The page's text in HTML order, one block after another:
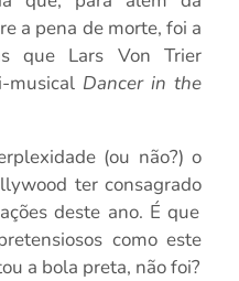
a pena de morte, foi a
que Lars Von Trier
musical Dancer in the
(ou não?) o
ter consagrado
deste ano. É que
como este
a bola preta, não foi?